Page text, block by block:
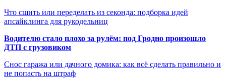
Что сшить или переделать из секонда: подборка идей
апсайклинга для рукодельниц
Водителю стало плохо за рулём: под Гродно произошло
ДТП с грузовиком
Снос гаража или дачного домика: как всё сделать правильно и
не попасть на штраф